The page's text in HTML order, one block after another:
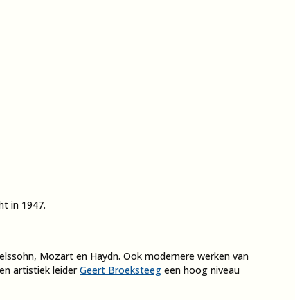
in 1947.
Mozart en Haydn. Ook modernere werken van
artistiek leiderGeert Broeksteeg een hoog niveau